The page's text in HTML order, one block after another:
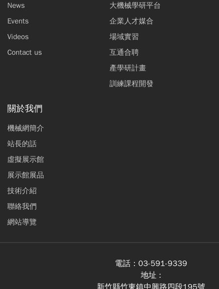
News
Events
Videos
Contact us
大機械學研平台
企業人才媒合
場域實習
互通合聘
產學研計畫
訓練課程開發
關於我們
機械網簡介
站長的話
虛擬展示館
展示館展品
技術介紹
聯絡我們
網站導覽
電話： 03-591-9339
地址 :
新竹縣竹東鎮中興路四段195號